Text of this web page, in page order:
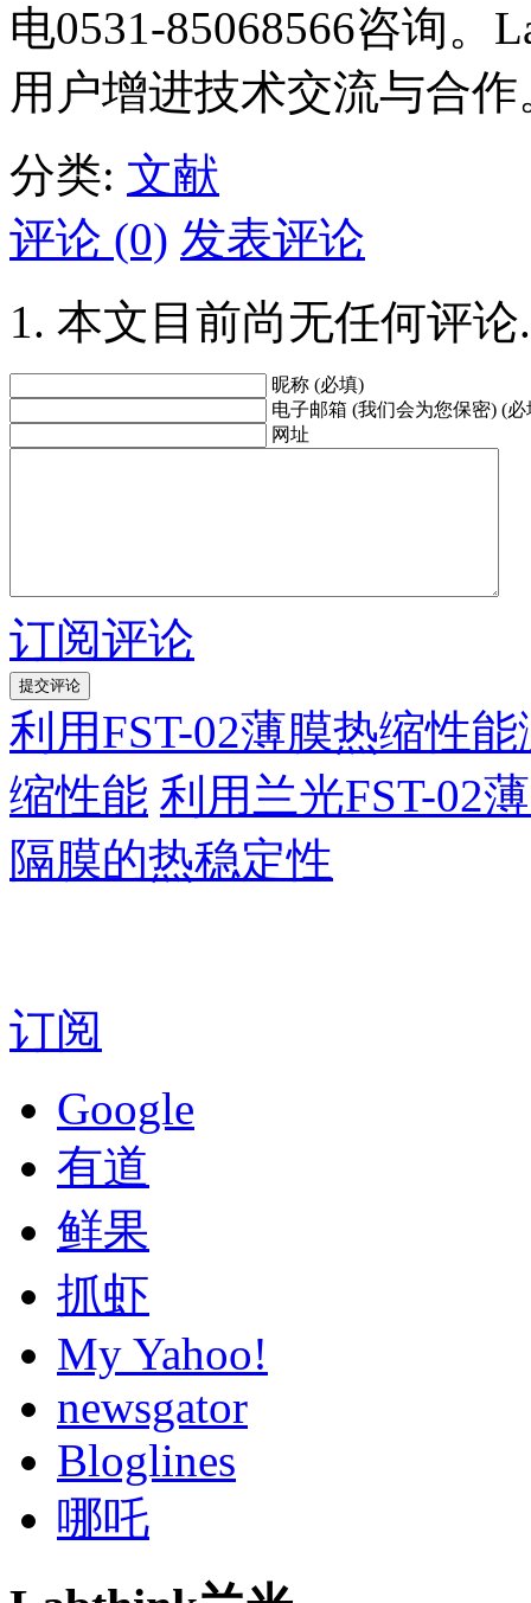
电0531-85068566咨询。
用户增进技术交流与合作
分类: 文献
评论 (0) 发表评论
本文目前尚无任何评论.
昵称 (必填)
电子邮箱 (我们会为您保密) (必
网址
订阅评论
利用FST-02薄膜热缩性
缩性能 利用兰光FST-02
隔膜的热稳定性
订阅
Google
有道
鲜果
抓虾
My Yahoo!
newsgator
Bloglines
哪吒